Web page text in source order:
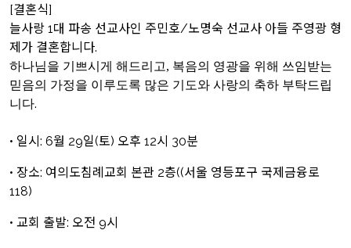
[결혼식]
늘사랑 1대 파송 선교사인 주민호/노명숙 선교사 아들 주영광 형
제가 결혼합니다.
하나님을 기쁘시게 해드리고, 복음의 영광을 위해 쓰임받는
믿음의 가정을 이루도록 많은 기도와 사랑의 축하 부탁드립
니다.
• 일시: 6월 29일(토) 오후 12시 30분
• 장소: 여의도침례교회 본관 2층((서울 영등포구 국제금융로
118)
• 교회 출발: 오전 9시